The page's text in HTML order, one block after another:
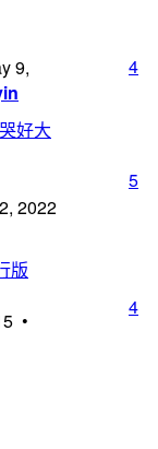
9,
4
好大
2022
5
版
•
4